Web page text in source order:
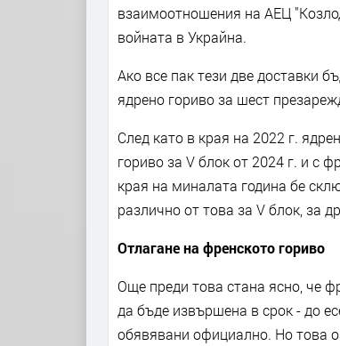
взаимоотношения на АЕЦ
войната в Украйна.
Ако все пак тези две доставки
ядрено гориво за шест
След като в края на 2022 г.
гориво за V блок от 2024 г. и с
края на миналата година бе
различно от това за V блок, за
Отлагане на френското гориво
Още преди това стана ясно, че
да бъде извършена в срок - до
обявявани официално. Но това